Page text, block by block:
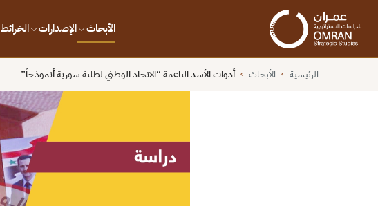
الأبحاث الإصدارات الخرائط
الرئيسية › الأبحاث › أدوات الأسد الناعمة “الاتحاد الوطني لطلبة سورية أنموذجاَ”